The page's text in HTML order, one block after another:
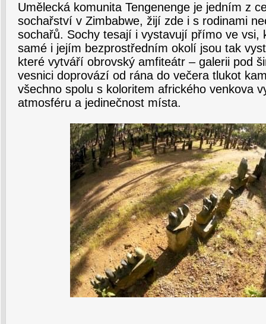
Umělecká komunita Tengenenge je jedním z
sochařství v Zimbabwe, žijí zde i s rodinami
sochařů. Sochy tesají i vystavují přímo ve vsi,
samé i jejím bezprostředním okolí jsou tak
které vytváří obrovský amfiteátr – galerii pod
vesnici doprovází od rána do večera tlukot
všechno spolu s koloritem afrického venkova
atmosféru a jedinečnost místa.